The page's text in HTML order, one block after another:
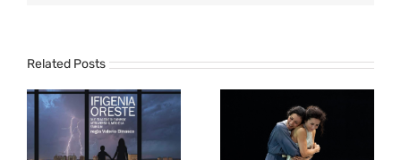
Related Posts